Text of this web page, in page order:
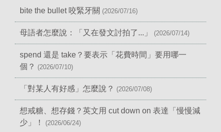
bite the bullet 咬緊牙關 (2026/07/16)
母語者怎麼說：「又在發文討拍了...」 (2026/07/14)
spend 還是 take？要表示「花費時間」要用哪一
個？ (2026/07/10)
「對某人有好感」怎麼說？ (2026/07/08)
想戒糖、想存錢？英文用 cut down on 表達「慢慢減
少」！
(2026/06/24)